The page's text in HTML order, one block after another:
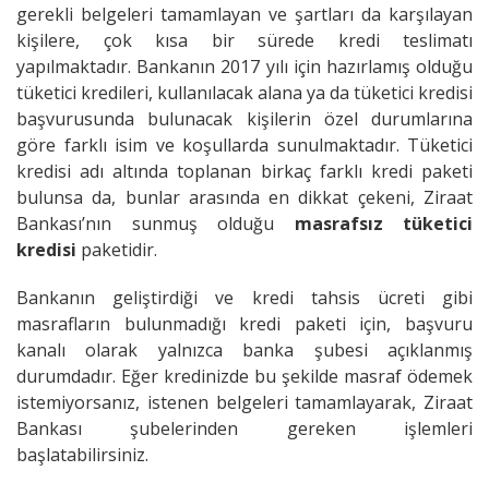
gerekli belgeleri tamamlayan ve şartları da karşılayan
kişilere, çok kısa bir sürede kredi teslimatı
yapılmaktadır. Bankanın 2017 yılı için hazırlamış olduğu
tüketici kredileri, kullanılacak alana ya da tüketici kredisi
başvurusunda bulunacak kişilerin özel durumlarına
göre farklı isim ve koşullarda sunulmaktadır. Tüketici
kredisi adı altında toplanan birkaç farklı kredi paketi
bulunsa da, bunlar arasında en dikkat çekeni, Ziraat
Bankası’nın sunmuş olduğu masrafsız tüketici
kredisi paketidir.
Bankanın geliştirdiği ve kredi tahsis ücreti gibi
masrafların bulunmadığı kredi paketi için, başvuru
kanalı olarak yalnızca banka şubesi açıklanmış
durumdadır. Eğer kredinizde bu şekilde masraf ödemek
istemiyorsanız, istenen belgeleri tamamlayarak, Ziraat
Bankası şubelerinden gereken işlemleri
başlatabilirsiniz.